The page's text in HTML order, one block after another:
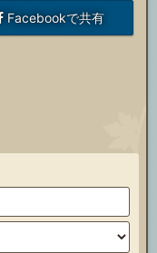
Facebookで共有